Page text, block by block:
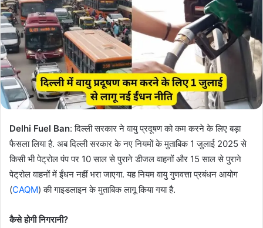
Delhi Fuel Ban: दिल्ली सरकार ने वायु प्रदूषण को कम करने के लिए बड़ा
फैसला लिया है. अब दिल्ली सरकार के नए नियमों के मुताबिक 1 जुलाई 2025 से
किसी भी पेट्रोल पंप पर 10 साल से पुराने डीजल वाहनों और 15 साल से पुराने
पेट्रोल वाहनों में ईंधन नहीं भरा जाएगा. यह नियम वायु गुणवत्ता प्रबंधन आयोग
(CAQM) की गाइडलाइन के मुताबिक लागू किया गया है.
कैसे होगी निगरानी?